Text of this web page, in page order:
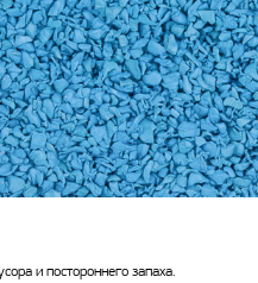
и постороннего запаха.